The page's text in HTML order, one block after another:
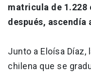
matricula de 1.228
después, ascendía
Junto a Eloísa Díaz,
chilena que se